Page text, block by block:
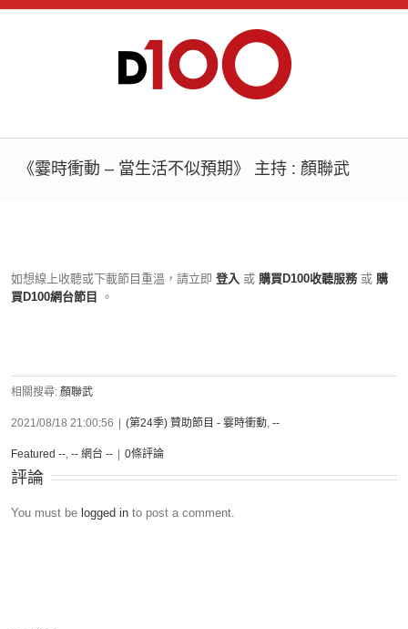
《霎時衝動 – 當生活不似預期》 主持 : 顏聯武
如想線上收聽或下載節目重溫，請立即 登入 或 購買D100收聽服務 或 購
買D100網台節目
。
相關搜尋: 顏聯武
2021/08/18 21:00:56 (第24季) 贊助節目 - 霎時衝動, --
Featured --, -- 網台 -- 0條評論
評論
You must be logged in to post a comment.